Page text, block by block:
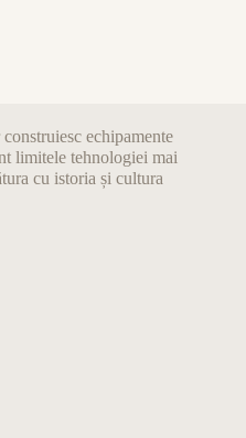
echipamente
limitele tehnologiei mai
cu istoria și cultura